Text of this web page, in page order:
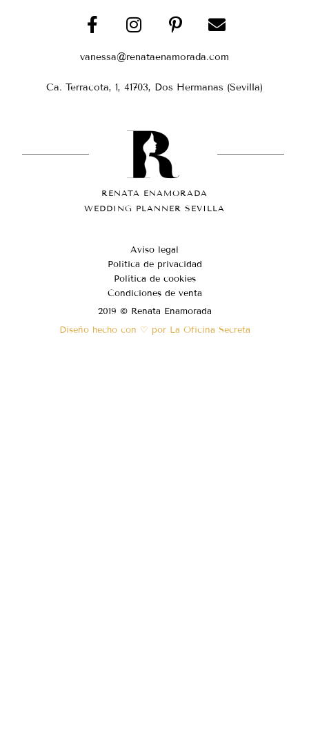
vanessa@renataenamorada.com
Ca. Terracota, 1, 41703, Dos Hermanas (Sevilla)
RENATA ENAMORADA
WEDDING PLANNER SEVILLA
Aviso legal
Política de privacidad
Política de cookies
Condiciones de venta
2019 © Renata Enamorada
Diseño hecho con ♡ por La Oficina Secreta